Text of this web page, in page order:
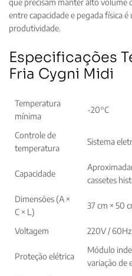
que precisam manter alto volume
entre capacidade e pegada física
produtividade.
Especificações
Fria Cygni Midi
Temperatura
mínima
-20°C
Controle de
temperatura
Sistema
Capacidade
cassetes
Dimensões (A ×
C × L)
37 cm × 50
Voltagem 220V / 60Hz
Proteção elétrica
Módulo
variação de